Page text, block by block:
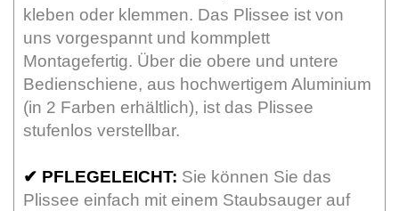
kleben oder klemmen. Das Plissee ist von
uns vorgespannt und kommplett
Montagefertig. Über die obere und untere
Bedienschiene, aus hochwertigem Aluminium
(in 2 Farben erhältlich), ist das Plissee
stufenlos verstellbar.
✔ PFLEGELEICHT: Sie können Sie das
Plissee einfach mit einem Staubsauger auf